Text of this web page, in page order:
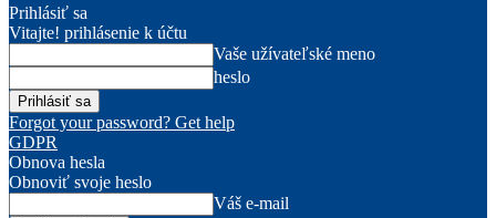
Prihlásiť sa
Vitajte! prihlásenie k účtu
Vaše užívateľské meno
heslo
Forgot your password? Get help
GDPR
Obnova hesla
Obnoviť svoje heslo
Váš e-mail